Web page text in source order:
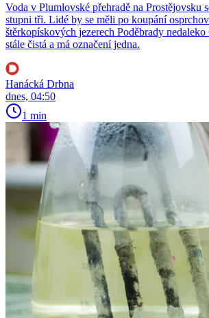
Voda v Plumlovské přehradě na Prostějovsku
stupni tři. Lidé by se měli po koupání
štěrkopískových jezerech Poděbrady
stále čistá a má označení jedna.
Hanácká Drbna
dnes, 04:50
1 min